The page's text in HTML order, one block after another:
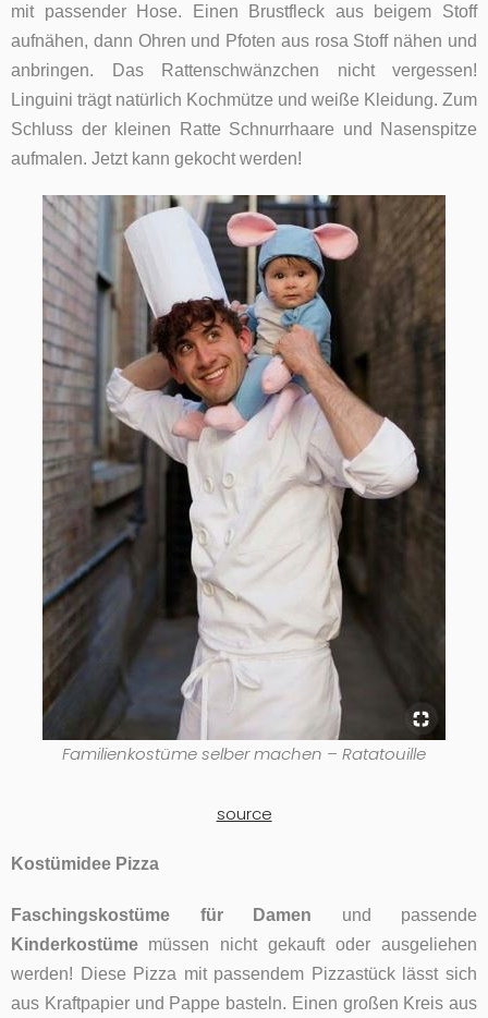
mit passender Hose. Einen Brustfleck aus beigem Stoff
aufnähen, dann Ohren und Pfoten aus rosa Stoff nähen und
anbringen. Das Rattenschwänzchen nicht vergessen!
Linguini trägt natürlich Kochmütze und weiße Kleidung. Zum
Schluss der kleinen Ratte Schnurrhaare und Nasenspitze
aufmalen. Jetzt kann gekocht werden!
Familienkostüme selber machen – Ratatouille
source
Kostümidee Pizza
Faschingskostüme für Damen und passende
Kinderkostüme müssen nicht gekauft oder ausgeliehen
werden! Diese Pizza mit passendem Pizzastück lässt sich
aus Kraftpapier und Pappe basteln. Einen großen Kreis aus